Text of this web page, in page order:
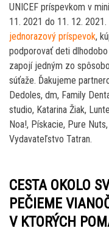
UNICEF príspevkom v
11. 2021 do 11. 12.
jednorazový príspevok,
podporovať deti dlhodobo
zapojí jedným zo
súťaže. Ďakujeme
Dedoles, dm, Family
studio, Katarina Žiak,
Noa!, Pískacie, Pure
Vydavateľstvo Tatran.
CESTA OKOLO
PEČIEME
V KTORÝCH